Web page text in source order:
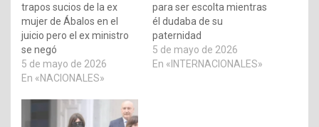
trapos sucios de la ex
mujer de Ábalos en el
juicio pero el ex ministro
se negó
5 de mayo de 2026
En «NACIONALES»
para ser escolta mientras
él dudaba de su
paternidad
5 de mayo de 2026
En «INTERNACIONALES»